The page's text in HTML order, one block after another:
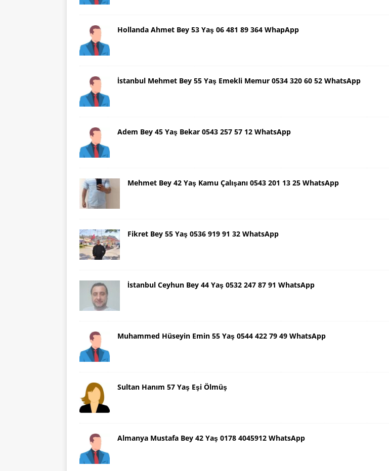
Hollanda Ahmet Bey 53 Yaş 06 481 89 364 WhapApp
İstanbul Mehmet Bey 55 Yaş Emekli Memur 0534 320 60 52 WhatsApp
Adem Bey 45 Yaş Bekar 0543 257 57 12 WhatsApp
Mehmet Bey 42 Yaş Kamu Çalışanı 0543 201 13 25 WhatsApp
Fikret Bey 55 Yaş 0536 919 91 32 WhatsApp
İstanbul Ceyhun Bey 44 Yaş 0532 247 87 91 WhatsApp
Muhammed Hüseyin Emin 55 Yaş 0544 422 79 49 WhatsApp
Sultan Hanım 57 Yaş Eşi Ölmüş
Almanya Mustafa Bey 42 Yaş 0178 4045912 WhatsApp